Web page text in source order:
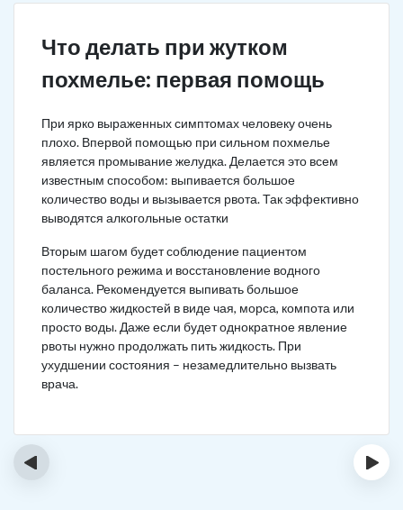
Что делать при жутком
похмелье: первая помощь
При ярко выраженных симптомах человеку очень
плохо. Впервой помощью при сильном похмелье
является промывание желудка. Делается это всем
известным способом: выпивается большое
количество воды и вызывается рвота. Так эффективно
выводятся алкогольные остатки
Вторым шагом будет соблюдение пациентом
постельного режима и восстановление водного
баланса. Рекомендуется выпивать большое
количество жидкостей в виде чая, морса, компота или
просто воды. Даже если будет однократное явление
рвоты нужно продолжать пить жидкость. При
ухудшении состояния – незамедлительно вызвать
врача.
‹ ›